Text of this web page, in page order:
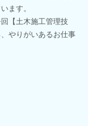
ます。
【土木施工管理技
やりがいあるお仕事